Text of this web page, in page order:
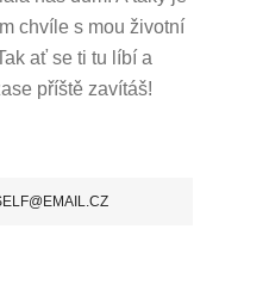
chvíle s mou životní
ať se ti tu líbí a
příště zavítáš!